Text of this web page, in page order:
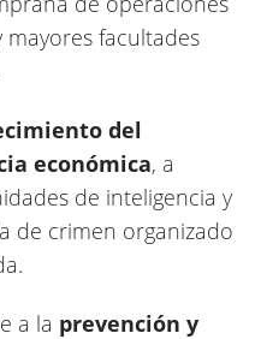
mayores facultades
del
económica, a
de inteligencia y
de crimen organizado
a la prevención y